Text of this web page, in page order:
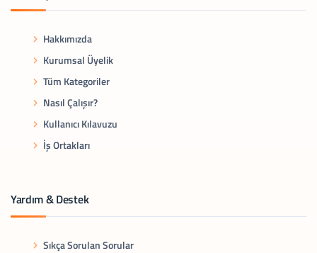
Hakkımızda
Kurumsal Üyelik
Tüm Kategoriler
Nasıl Çalışır?
Kullanıcı Kılavuzu
İş Ortakları
Yardım & Destek
Sıkça Sorulan Sorular